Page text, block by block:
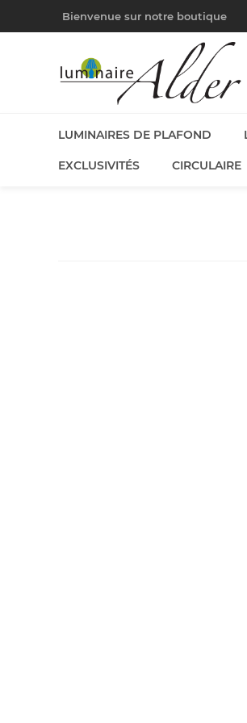
Bienvenue sur notre boutique
LUMINAIRES DE PLAFOND
EXCLUSIVITÉS CIRCULAIRE